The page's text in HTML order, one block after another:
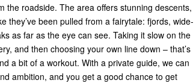
the roadside. The area offers stunning descents,
they’ve been pulled from a fairytale: fjords, wide-
as far as the eye can see. Taking it slow on the
and then choosing your own line down – that’s
a bit of a workout. With a private guide, we can
ambition, and you get a good chance to get